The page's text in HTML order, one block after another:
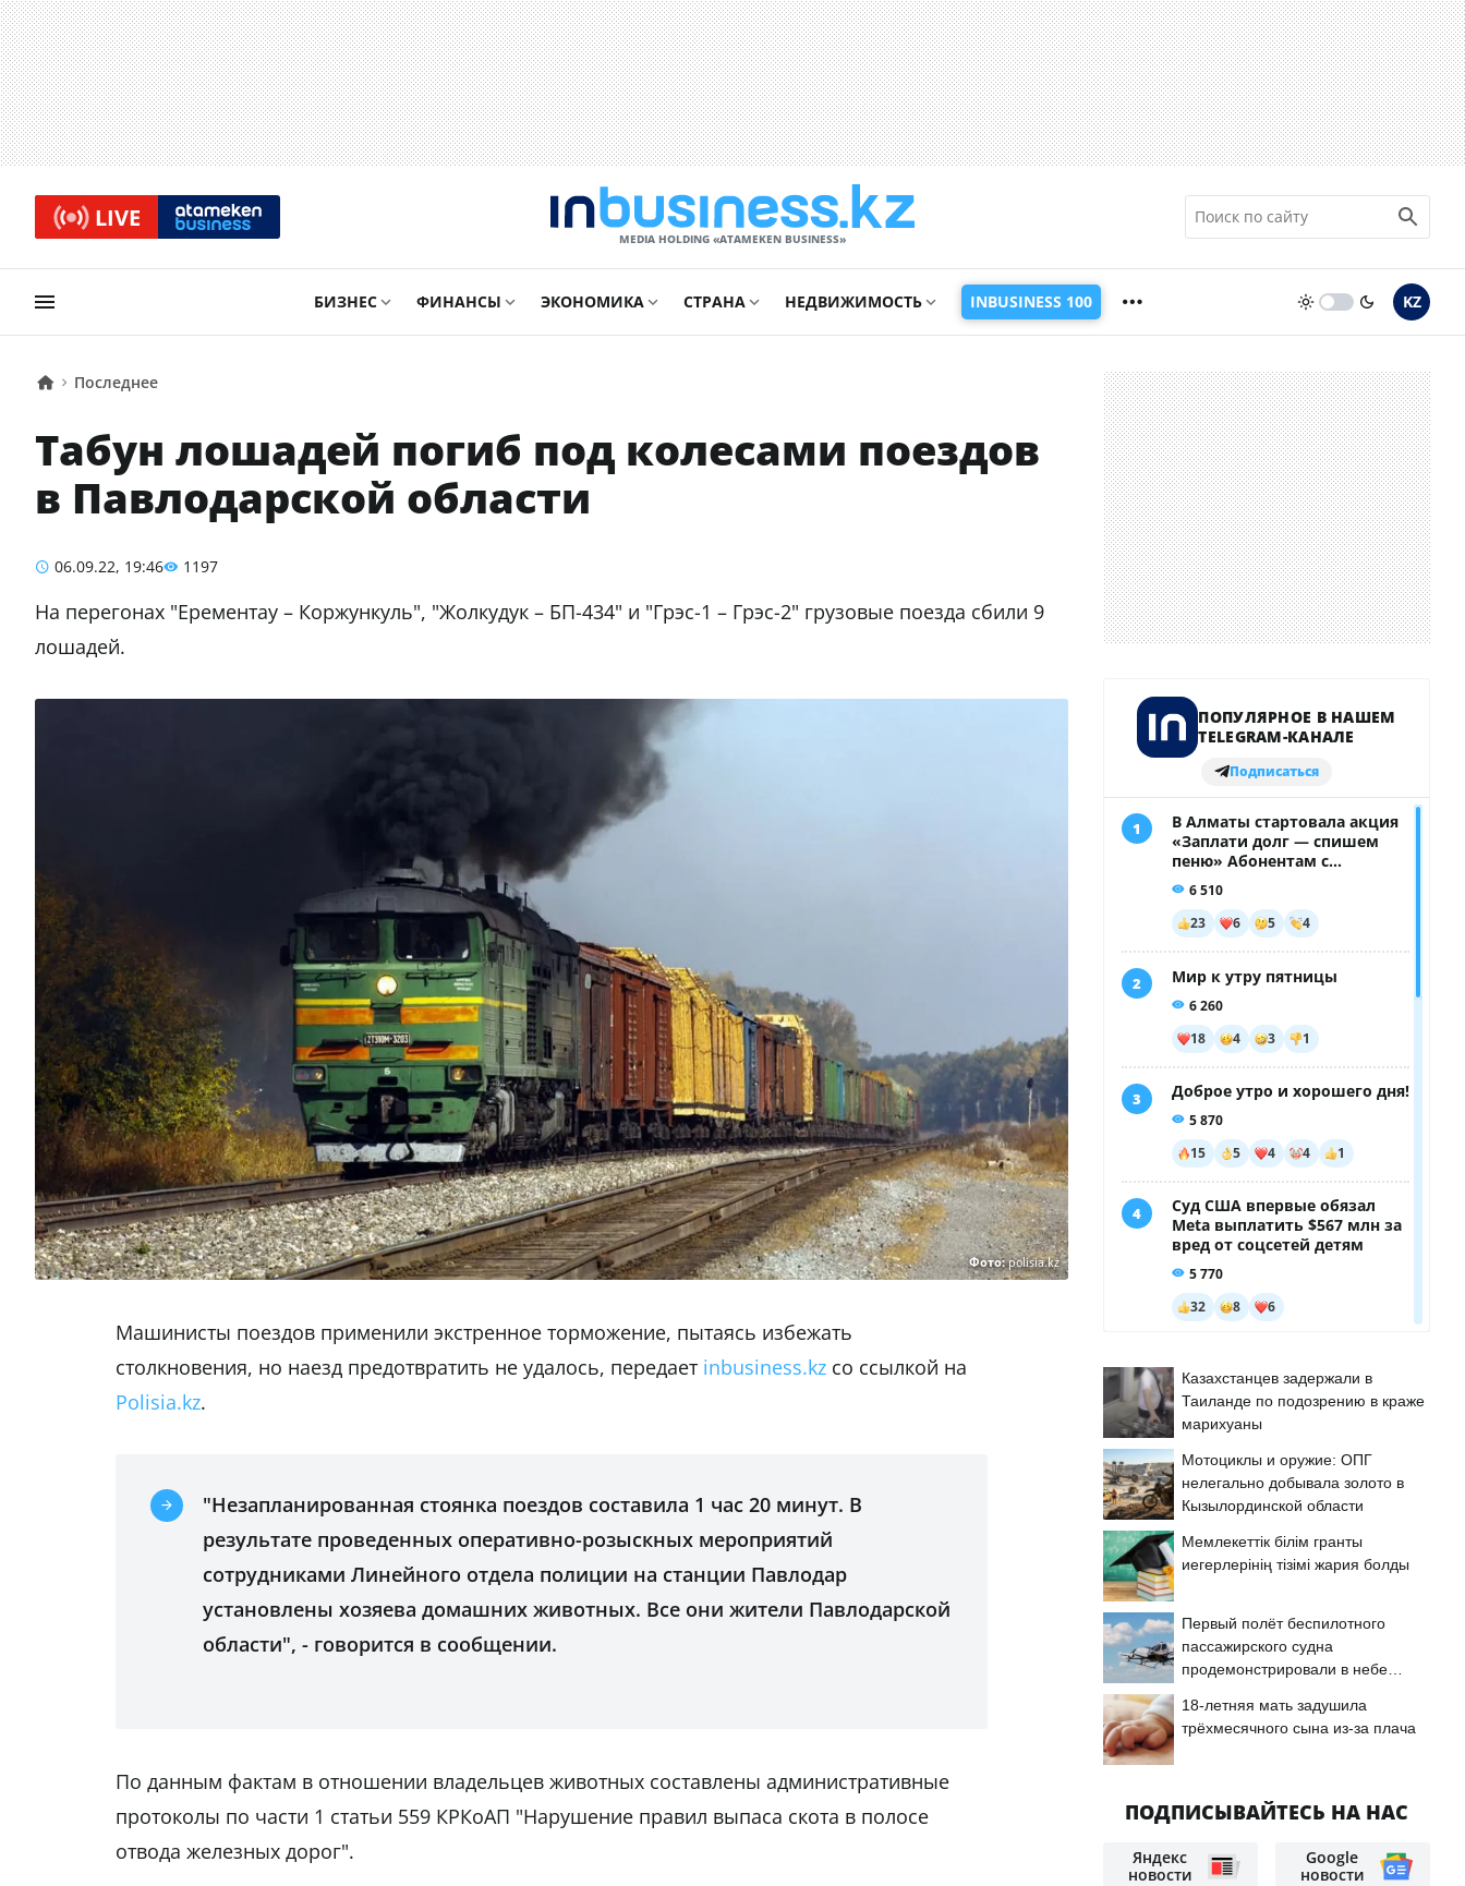
LIVE
MEDIA HOLDING «ATAMEKЕN BUSINESS»
БИЗНЕС ФИНАНСЫ ЭКОНОМИКА СТРАНА НЕДВИЖИМОСТЬ INBUSINESS 100 KZ
Последнее
Табун лошадей погиб под колесами поездов
в Павлодарской области
06.09.22, 19:46 1197
На перегонах "Ерементау – Коржункуль", "Жолкудук – БП-434" и "Грэс-1 – Грэс-2" грузовые поезда сбили 9
лошадей.
Фото:polisia.kz
Машинисты поездов применили экстренное торможение, пытаясь избежать
столкновения, но наезд предотвратить не удалось, передает inbusiness.kz со ссылкой на
Polisia.kz.
"Незапланированная стоянка поездов составила 1 час 20 минут. В
результате проведенных оперативно-розыскных мероприятий
сотрудниками Линейного отдела полиции на станции Павлодар
установлены хозяева домашних животных. Все они жители Павлодарской
области", - говорится в сообщении.
По данным фактам в отношении владельцев животных составлены административные
протоколы по части 1 статьи 559 КРКоАП "Нарушение правил выпаса скота в полосе
отвода железных дорог".
Казахстанцев задержали в
Таиланде по подозрению в краже
марихуаны
Мотоциклы и оружие: ОПГ
нелегально добывала золото в
Кызылординской области
Мемлекеттік білім гранты
иегерлерінің тізімі жария болды
Первый полёт беспилотного
пассажирского судна
продемонстрировали в небе
18-летняя мать задушила
трёхмесячного сына из-за плача
ПОДПИСЫВАЙТЕСЬ НА НАС
Яндекс
новости
Google
новости